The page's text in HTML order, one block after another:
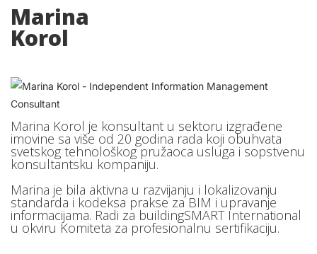
Marina
Korol
Marina Korol je konsultant u sektoru izgrađene
imovine sa više od 20 godina rada koji obuhvata
svetskog tehnološkog pružaoca usluga i sopstvenu
konsultantsku kompaniju.
Marina je bila aktivna u razvijanju i lokalizovanju
standarda i kodeksa prakse za BIM i upravanje
informacijama. Radi za buildingSMART International
u okviru Komiteta za profesionalnu sertifikaciju.